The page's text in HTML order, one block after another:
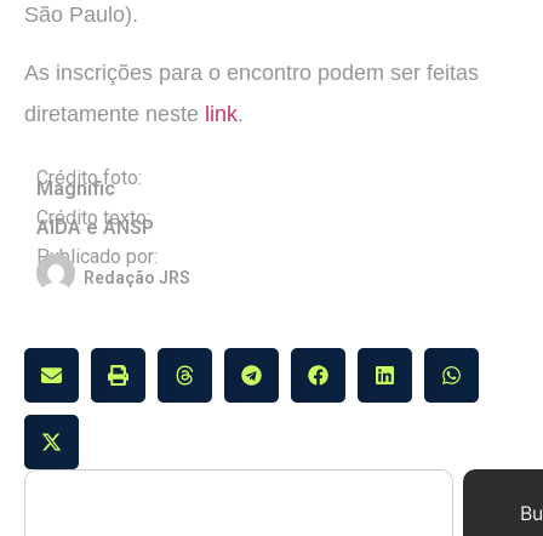
São Paulo).
As inscrições para o encontro podem ser feitas
diretamente neste link.
Crédito foto:
Magnific
Crédito texto:
AIDA e ANSP
Publicado por:
Redação JRS